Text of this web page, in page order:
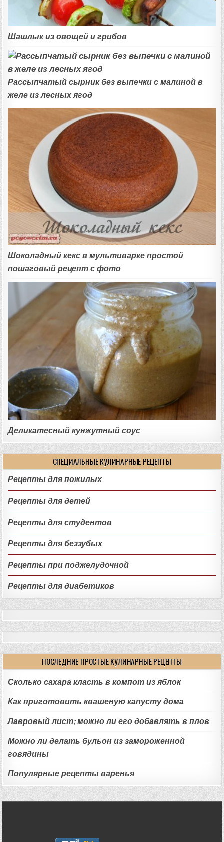
Шашлык из овощей и грибов
Рассыпчатый сырник без выпечки с малиной в
желе из лесных ягод
Шоколадный кекс в мультиварке простой
пошаговый рецепт с фото
Деликатесный кунжутный соус
СПЕЦИАЛЬНЫЕ КУЛИНАРНЫЕ РЕЦЕПТЫ
Рецепты для пожилых
Рецепты для детей
Рецепты для студентов
Рецепты для беззубых
Рецепты при поджелудочной
Рецепты для диабетиков
ПОСЛЕДНИЕ ПРОСТЫЕ КУЛИНАРНЫЕ РЕЦЕПТЫ
Сколько сахара класть в компот из яблок
Как приготовить квашеную капусту дома
Лавровый лист: можно ли его добавлять в плов
Можно ли делать бульон из замороженной
говядины
Популярные рецепты варенья